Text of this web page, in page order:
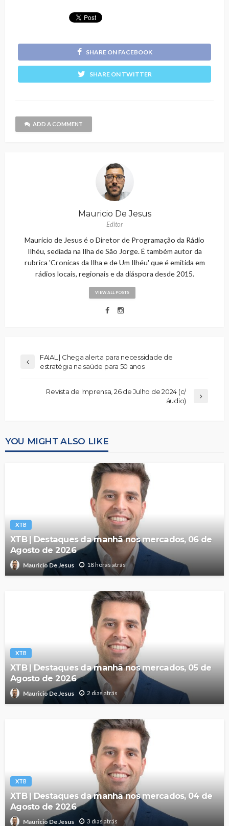
SHARE ON FACEBOOK
SHARE ON TWITTER
ADD A COMMENT
Mauricio De Jesus
Editor
Maurício de Jesus é o Diretor de Programação da Rádio
Ilhéu, sediada na Ilha de São Jorge. É também autor da
rubrica 'Cronicas da Ilha e de Um Ilhéu' que é emitida em
rádios locais, regionais e da diáspora desde 2015.
VIEW ALL POSTS
FAIAL | Chega alerta para necessidade de
estratégia na saúde para 50 anos
Revista de Imprensa, 26 de Julho de 2024 (c/
áudio)
YOU MIGHT ALSO LIKE
XTB
XTB | Destaques da manhã nos mercados, 06 de
Agosto de 2026
Mauricio De Jesus 18 horas atrás
XTB
XTB | Destaques da manhã nos mercados, 05 de
Agosto de 2026
Mauricio De Jesus 2 dias atrás
XTB
XTB | Destaques da manhã nos mercados, 04 de
Agosto de 2026
Mauricio De Jesus 3 dias atrás